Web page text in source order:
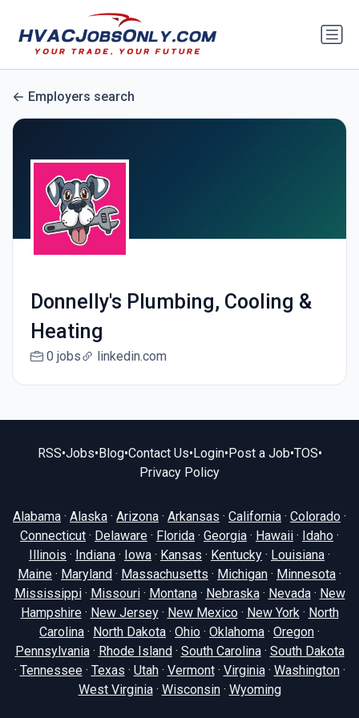
Employers search
Donnelly's Plumbing, Cooling &
Heating
0 jobs linkedin.com
RSS•Jobs• Blog•Contact Us• Login• Post a Job•TOS•
Privacy Policy
Alabama · Alaska · Arizona · Arkansas · California · Colorado ·
Connecticut · Delaware · Florida · Georgia · Hawaii · Idaho ·
Illinois · Indiana · Iowa · Kansas · Kentucky · Louisiana ·
Maine · Maryland · Massachusetts · Michigan · Minnesota ·
Mississippi· Missouri· Montana· Nebraska· Nevada· New
Hampshire· New Jersey· New Mexico· New York · North
Carolina · North Dakota · Ohio · Oklahoma · Oregon ·
Pennsylvania· Rhode Island· South Carolina· South Dakota
· Tennessee· Texas · Utah· Vermont· Virginia· Washington·
West Virginia· Wisconsin· Wyoming